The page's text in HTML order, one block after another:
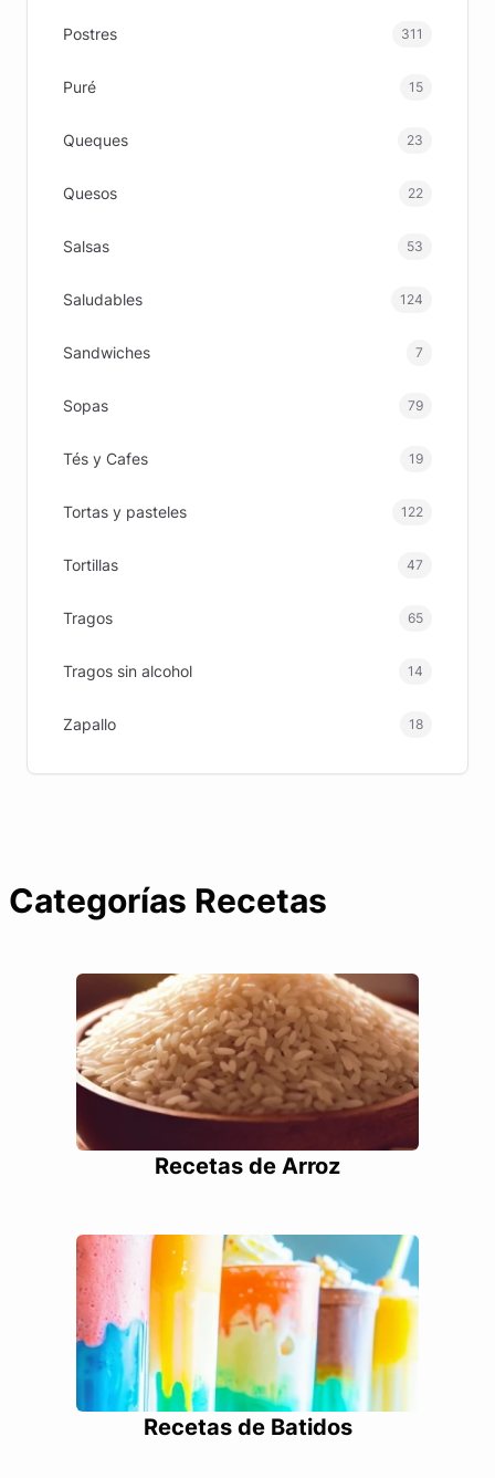
Postres 311
Puré 15
Queques 23
Quesos 22
Salsas 53
Saludables 124
Sandwiches 7
Sopas 79
Tés y Cafes 19
Tortas y pasteles 122
Tortillas 47
Tragos 65
Tragos sin alcohol 14
Zapallo 18
Categorías Recetas
Recetas de Arroz
Recetas de Batidos